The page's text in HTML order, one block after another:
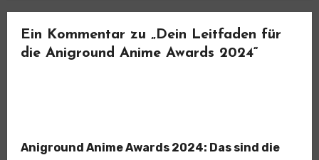
Ein Kommentar zu „Dein Leitfaden für
die Aniground Anime Awards 2024“
Aniground Anime Awards 2024: Das sind die